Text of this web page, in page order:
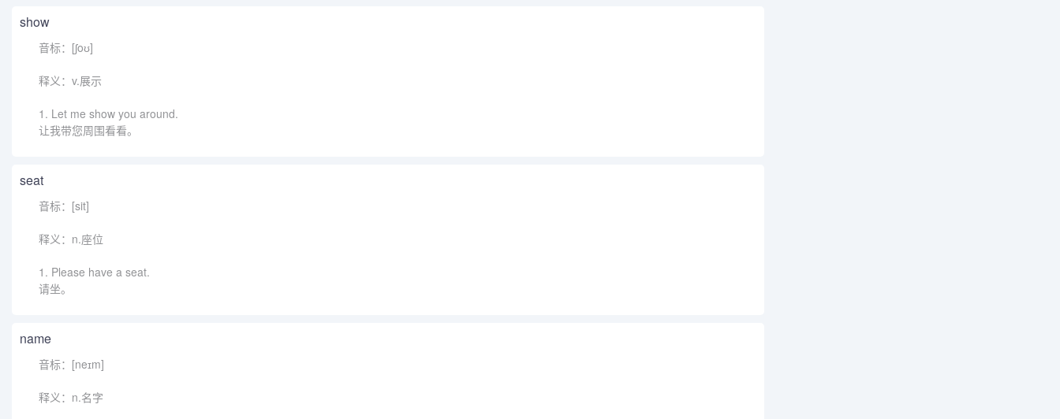
show
音标：[ʃoʊ]
释义：v.展示
1. Let me show you around.
让我带您周围看看。
seat
音标：[sit]
释义：n.座位
1. Please have a seat.
请坐。
name
音标：[neɪm]
释义：n.名字